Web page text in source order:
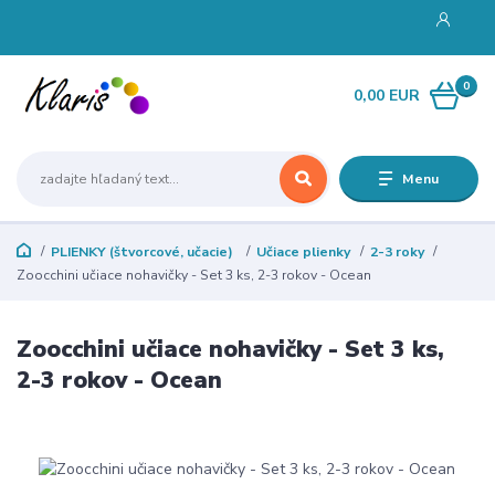
Menu
0
0,00 EUR
PLIENKY (štvorcové, učacie) Učiace plienky
2-3 roky
Zoocchini učiace nohavičky - Set 3 ks, 2-3 rokov - Ocean
Zoocchini učiace nohavičky - Set 3 ks,
2-3 rokov - Ocean